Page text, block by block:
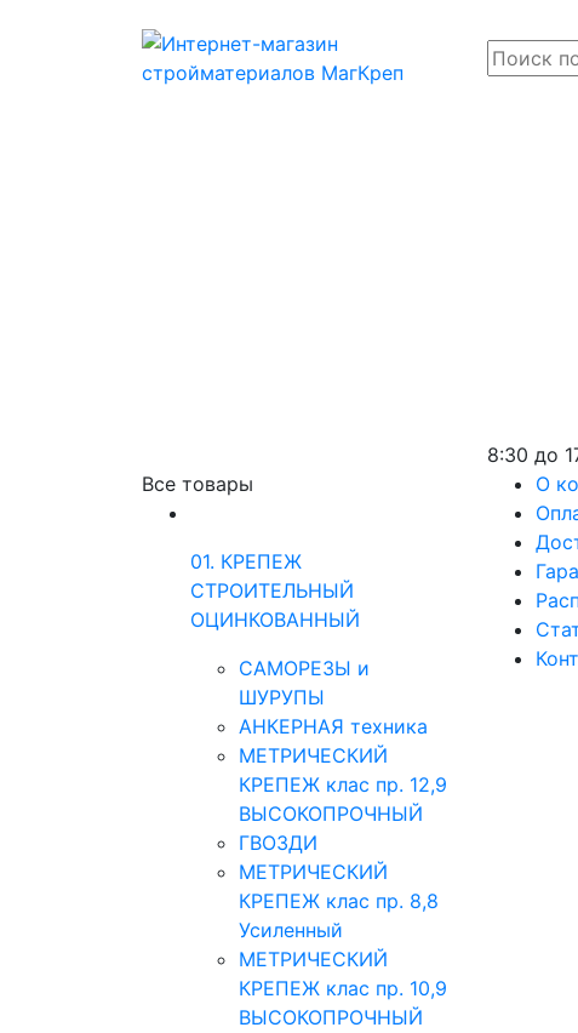
8:30 до
Все товары
01. КРЕПЕЖ
СТРОИТЕЛЬНЫЙ
ОЦИНКОВАННЫЙ
САМОРЕЗЫ и
ШУРУПЫ
АНКЕРНАЯ техника
МЕТРИЧЕСКИЙ
КРЕПЕЖ клас пр. 12,9
ВЫСОКОПРОЧНЫЙ
ГВОЗДИ
МЕТРИЧЕСКИЙ
КРЕПЕЖ клас пр. 8,8
Усиленный
МЕТРИЧЕСКИЙ
КРЕПЕЖ клас пр. 10,9
ВЫСОКОПРОЧНЫЙ
О